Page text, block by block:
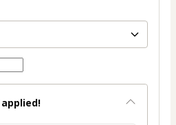
applied!